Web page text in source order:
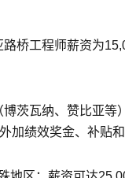
路桥工程师薪资为
茨瓦纳、赞比亚等
加绩效奖金、补贴和